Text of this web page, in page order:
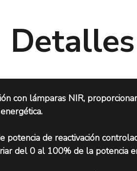
con lámparas NIR,
potencia de reactivación
del 0 al 100% de la potencia